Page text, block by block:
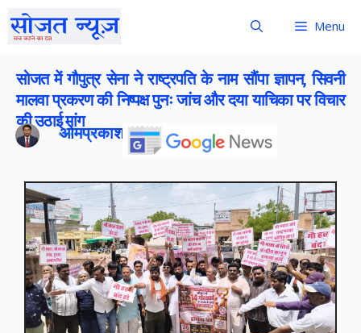
Menu
सोजत में गौपुत्र सेना ने राष्ट्रपति के नाम सौंपा ज्ञापन, सिवनी
मालवा प्रकरण की निष्पक्ष पुनः जांच और दया याचिका पर विचार
की उठाई मांग
ओमप्रकाश बोराना
Publish On:26 June 2026